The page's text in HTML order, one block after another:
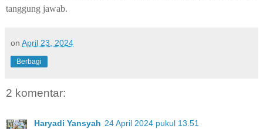
tanggung jawab.
on April 23, 2024
Berbagi
2 komentar:
Haryadi Yansyah 24 April 2024 pukul 13.51